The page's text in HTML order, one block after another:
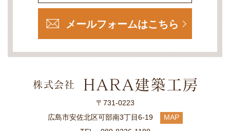
メールフォームはこちら
〒731-0223
広島市安佐北区可部南3丁目6-19
MAP